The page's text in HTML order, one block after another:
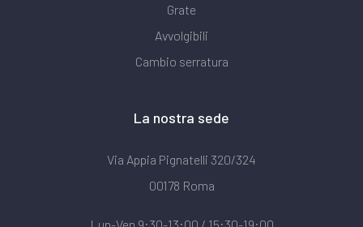
Grate
Avvolgibili
Cambio serratura
La nostra sede
Via Appia Pignatelli 320/324
00178 Roma